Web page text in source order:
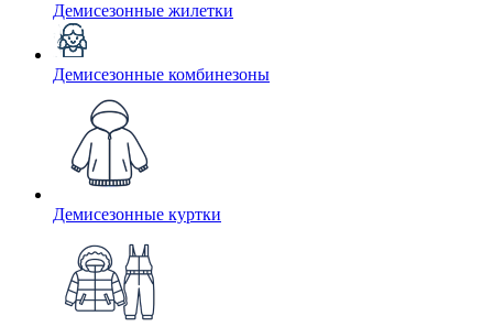
Демисезонные жилетки
Демисезонные комбинезоны
Демисезонные куртки